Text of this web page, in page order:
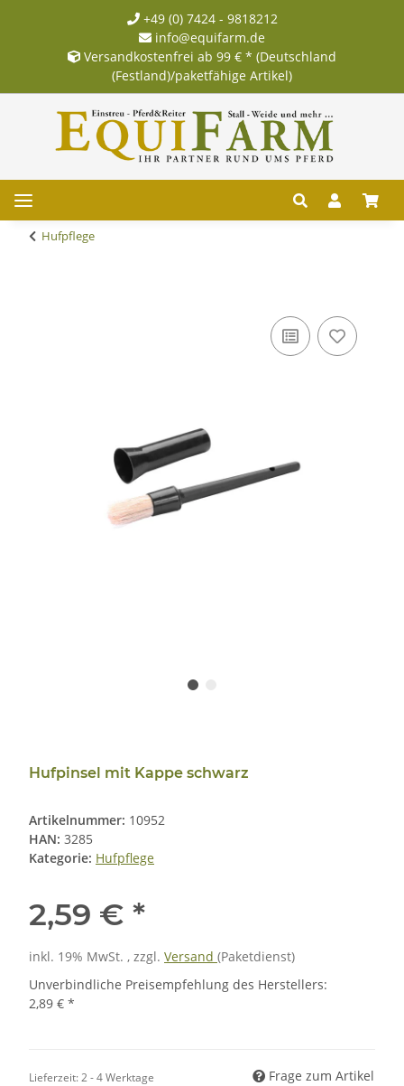
+49 (0) 7424 - 9818212
info@equifarm.de
Versandkostenfrei ab 99 € * (Deutschland
(Festland)/paketfähige Artikel)
Hufpflege
Hufpinsel mit Kappe schwarz
Artikelnummer: 10952
HAN: 3285
Kategorie: Hufpflege
2,59 € *
inkl. 19% MwSt. , zzgl. Versand (Paketdienst)
Unverbindliche Preisempfehlung des Herstellers:
2,89 € *
Lieferzeit:2 - 4 Werktage Frage zum Artikel